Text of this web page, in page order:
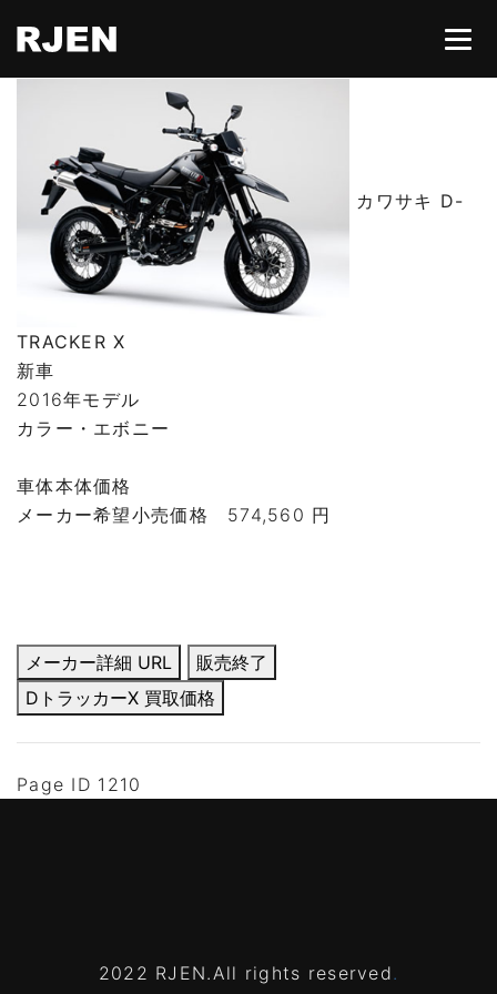
HOME
ABOUT
CONTACT
カワサキ D-
TRACKER X
新車
2016年モデル
カラー・エボニー
車体本体価格
メーカー希望小売価格 574,560 円
メーカー詳細 URL
販売終了
DトラッカーX 買取価格
Page ID 1210
2022 RJEN.All rights reserved.